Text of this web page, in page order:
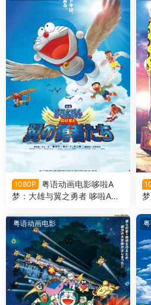
1080P
粤语动画电影哆啦A
梦：大雄与翼之勇者 哆啦A梦
版
粤语动画电影